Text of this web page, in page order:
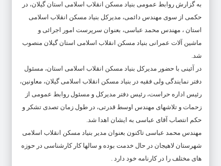
به گزارش روابط عمومی بنیاد مسکن انقلاب اسلامی استان گیلان، در
حکمی از سوی مهندس دائمی، مدیرکل بنیاد مسکن انقلاب اسلامی
استان ، مهندس محمد عباسی، بعنوان سرپرست امور اجرائی و
ماشین آلات عمرانی بنیاد مسکن انقلاب اسلامی استان گیلان منصوب
شد.
در آئینی با حضور مدیرکل بنیاد مسکن انقلاب اسلامی استان، مسئول
دفتر نمایندگی ولی فقیه در بنیاد مسکن انقلاب اسلامی گیلان، معاونین،
رئیس اداره حراست، رئیس دفتر مدیرکل و مسئول روابط عمومی از
زحمات و تلاشهای مهندس اوسط قدرتی، در طول زمان تصدی تشکر و
حکم انتصاب آقای عباسی به ایشان اهدا شد.
مهندس محمد عباسی تاکنون بعنوان مدیر بنیاد مسکن انقلاب اسلامی
شهرستان لاهیجان در حال خدمت بوده و سالها کار کارشناسی در حوزه
های مختلف را در کارنامه خود دارد .